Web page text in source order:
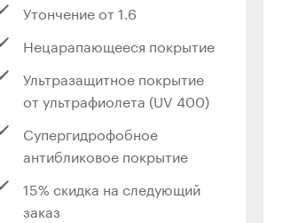
Утончение от 1.6
Нецарапающееся покрытие
Ультразащитное покрытие
от ультрафиолета (UV 400)
Супергидрофобное
антибликовое покрытие
15% скидка на следующий
заказ